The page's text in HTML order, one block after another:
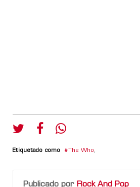
Etiquetado como The Who,
Publicado por Rock And Pop